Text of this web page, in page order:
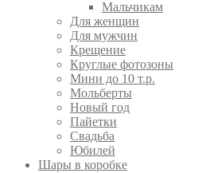
Мальчикам
Для женщин
Для мужчин
Крещение
Круглые фотозоны
Мини до 10 т.р.
Мольберты
Новый год
Пайетки
Свадьба
Юбилей
Шары в коробке